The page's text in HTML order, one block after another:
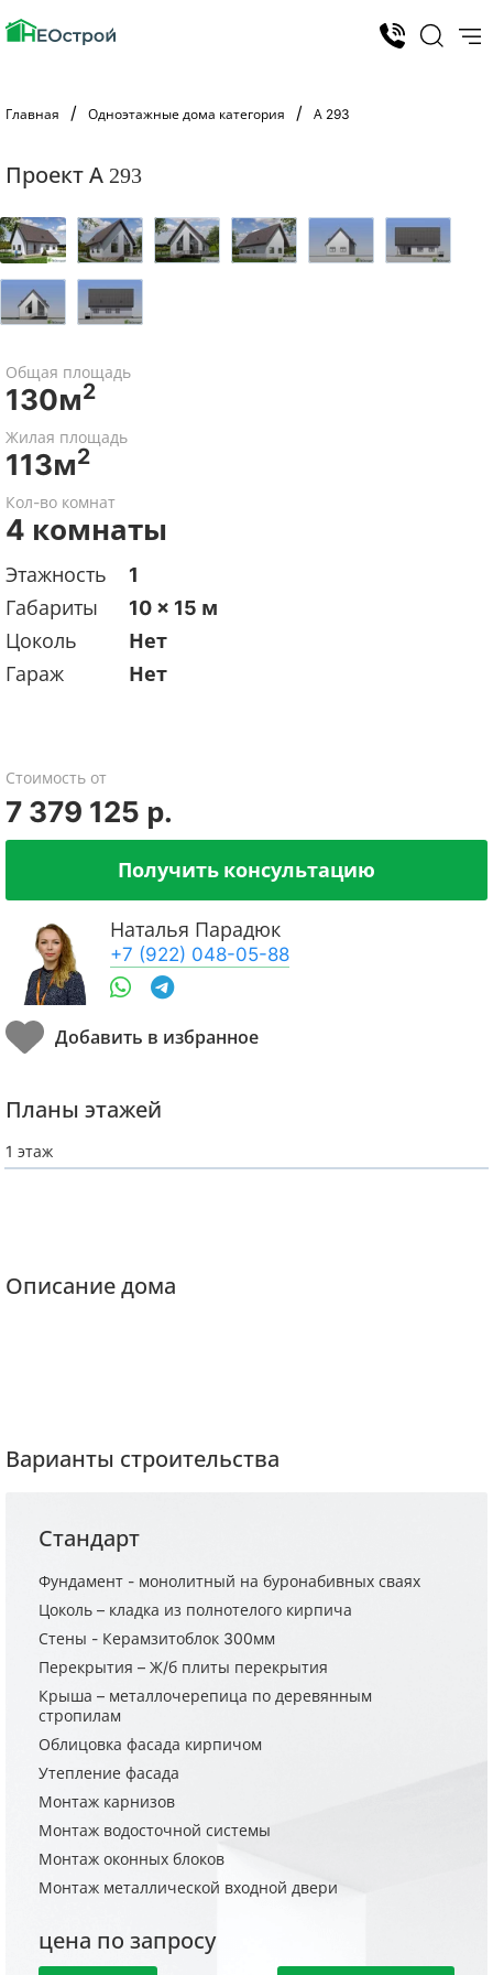
Главная Одноэтажные дома категория А 293
Проект А 293
Общая площадь
130м2
Жилая площадь
113м2
Кол-во комнат
4 комнаты
Этажность
1
Габариты
10 x 15 м
Цоколь
Нет
Гараж
Нет
Стоимость от
7 379 125 р.
Получить консультацию
Наталья Парадюк
+7 (922) 048-05-88
Планы этажей
1 этаж
Описание дома
Варианты строительства
Стандарт
Фундамент - монолитный на буронабивных сваях
Цоколь – кладка из полнотелого кирпича
Стены - Керамзитоблок 300мм
Перекрытия – Ж/б плиты перекрытия
Крыша – металлочерепица по деревянным
стропилам
Облицовка фасада кирпичом
Утепление фасада
Монтаж карнизов
Монтаж водосточной системы
Монтаж оконных блоков
Монтаж металлической входной двери
цена по запросу